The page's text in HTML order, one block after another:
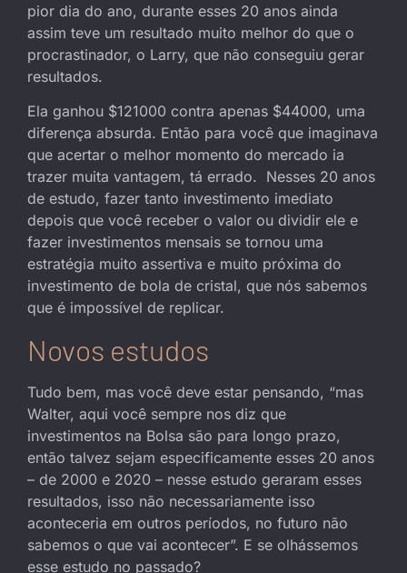
pior dia do ano, durante esses 20 anos ainda
assim teve um resultado muito melhor do que o
procrastinador, o Larry, que não conseguiu gerar
resultados.
Ela ganhou $121000 contra apenas $44000, uma
diferença absurda. Então para você que imaginava
que acertar o melhor momento do mercado ia
trazer muita vantagem, tá errado. Nesses 20 anos
de estudo, fazer tanto investimento imediato
depois que você receber o valor ou dividir ele e
fazer investimentos mensais se tornou uma
estratégia muito assertiva e muito próxima do
investimento de bola de cristal, que nós sabemos
que é impossível de replicar.
Novos estudos
Tudo bem, mas você deve estar pensando, “mas
Walter, aqui você sempre nos diz que
investimentos na Bolsa são para longo prazo,
então talvez sejam especificamente esses 20 anos
– de 2000 e 2020 – nesse estudo geraram esses
resultados, isso não necessariamente isso
aconteceria em outros períodos, no futuro não
sabemos o que vai acontecer”. E se olhássemos
esse estudo no passado?